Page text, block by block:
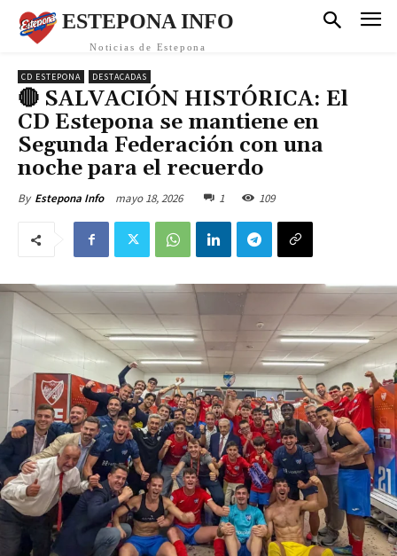
ESTEPONA INFO
Noticias de Estepona
CD ESTEPONA DESTACADAS
🔴 SALVACIÓN HISTÓRICA: El
CD Estepona se mantiene en
Segunda Federación con una
noche para el recuerdo
By Estepona Info mayo 18, 2026 1 109